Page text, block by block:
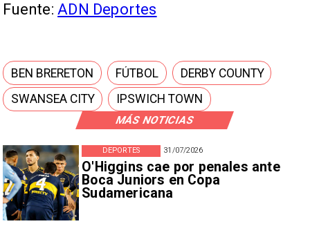
MÁS NOTICIAS
31/07/2026
O'Higgins cae por penales ante
Boca Juniors en Copa
Sudamericana
DEPORTES
Fuente:ADN Deportes
BEN BRERETON FÚTBOL
DERBY COUNTY
SWANSEA CITY
IPSWICH TOWN